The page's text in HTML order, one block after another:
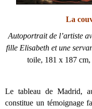
La
Autoportrait de l’artiste
fille Elisabeth et une
toile, 181 x 187 cm,
Le tableau de Madrid,
constitue un témoignage